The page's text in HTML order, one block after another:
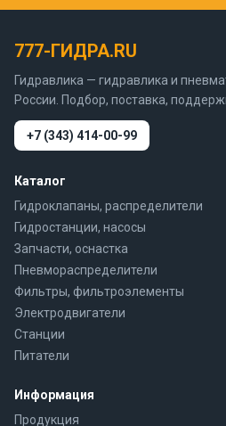
777-ГИДРА.RU
Гидравлика — гидравлика и
России. Подбор, поставка,
+7 (343) 414-00-99
Каталог
Гидроклапаны, распределители
Гидростанции, насосы
Запчасти, оснастка
Пневмораспределители
Фильтры, фильтроэлементы
Электродвигатели
Станции
Питатели
Информация
Продукция